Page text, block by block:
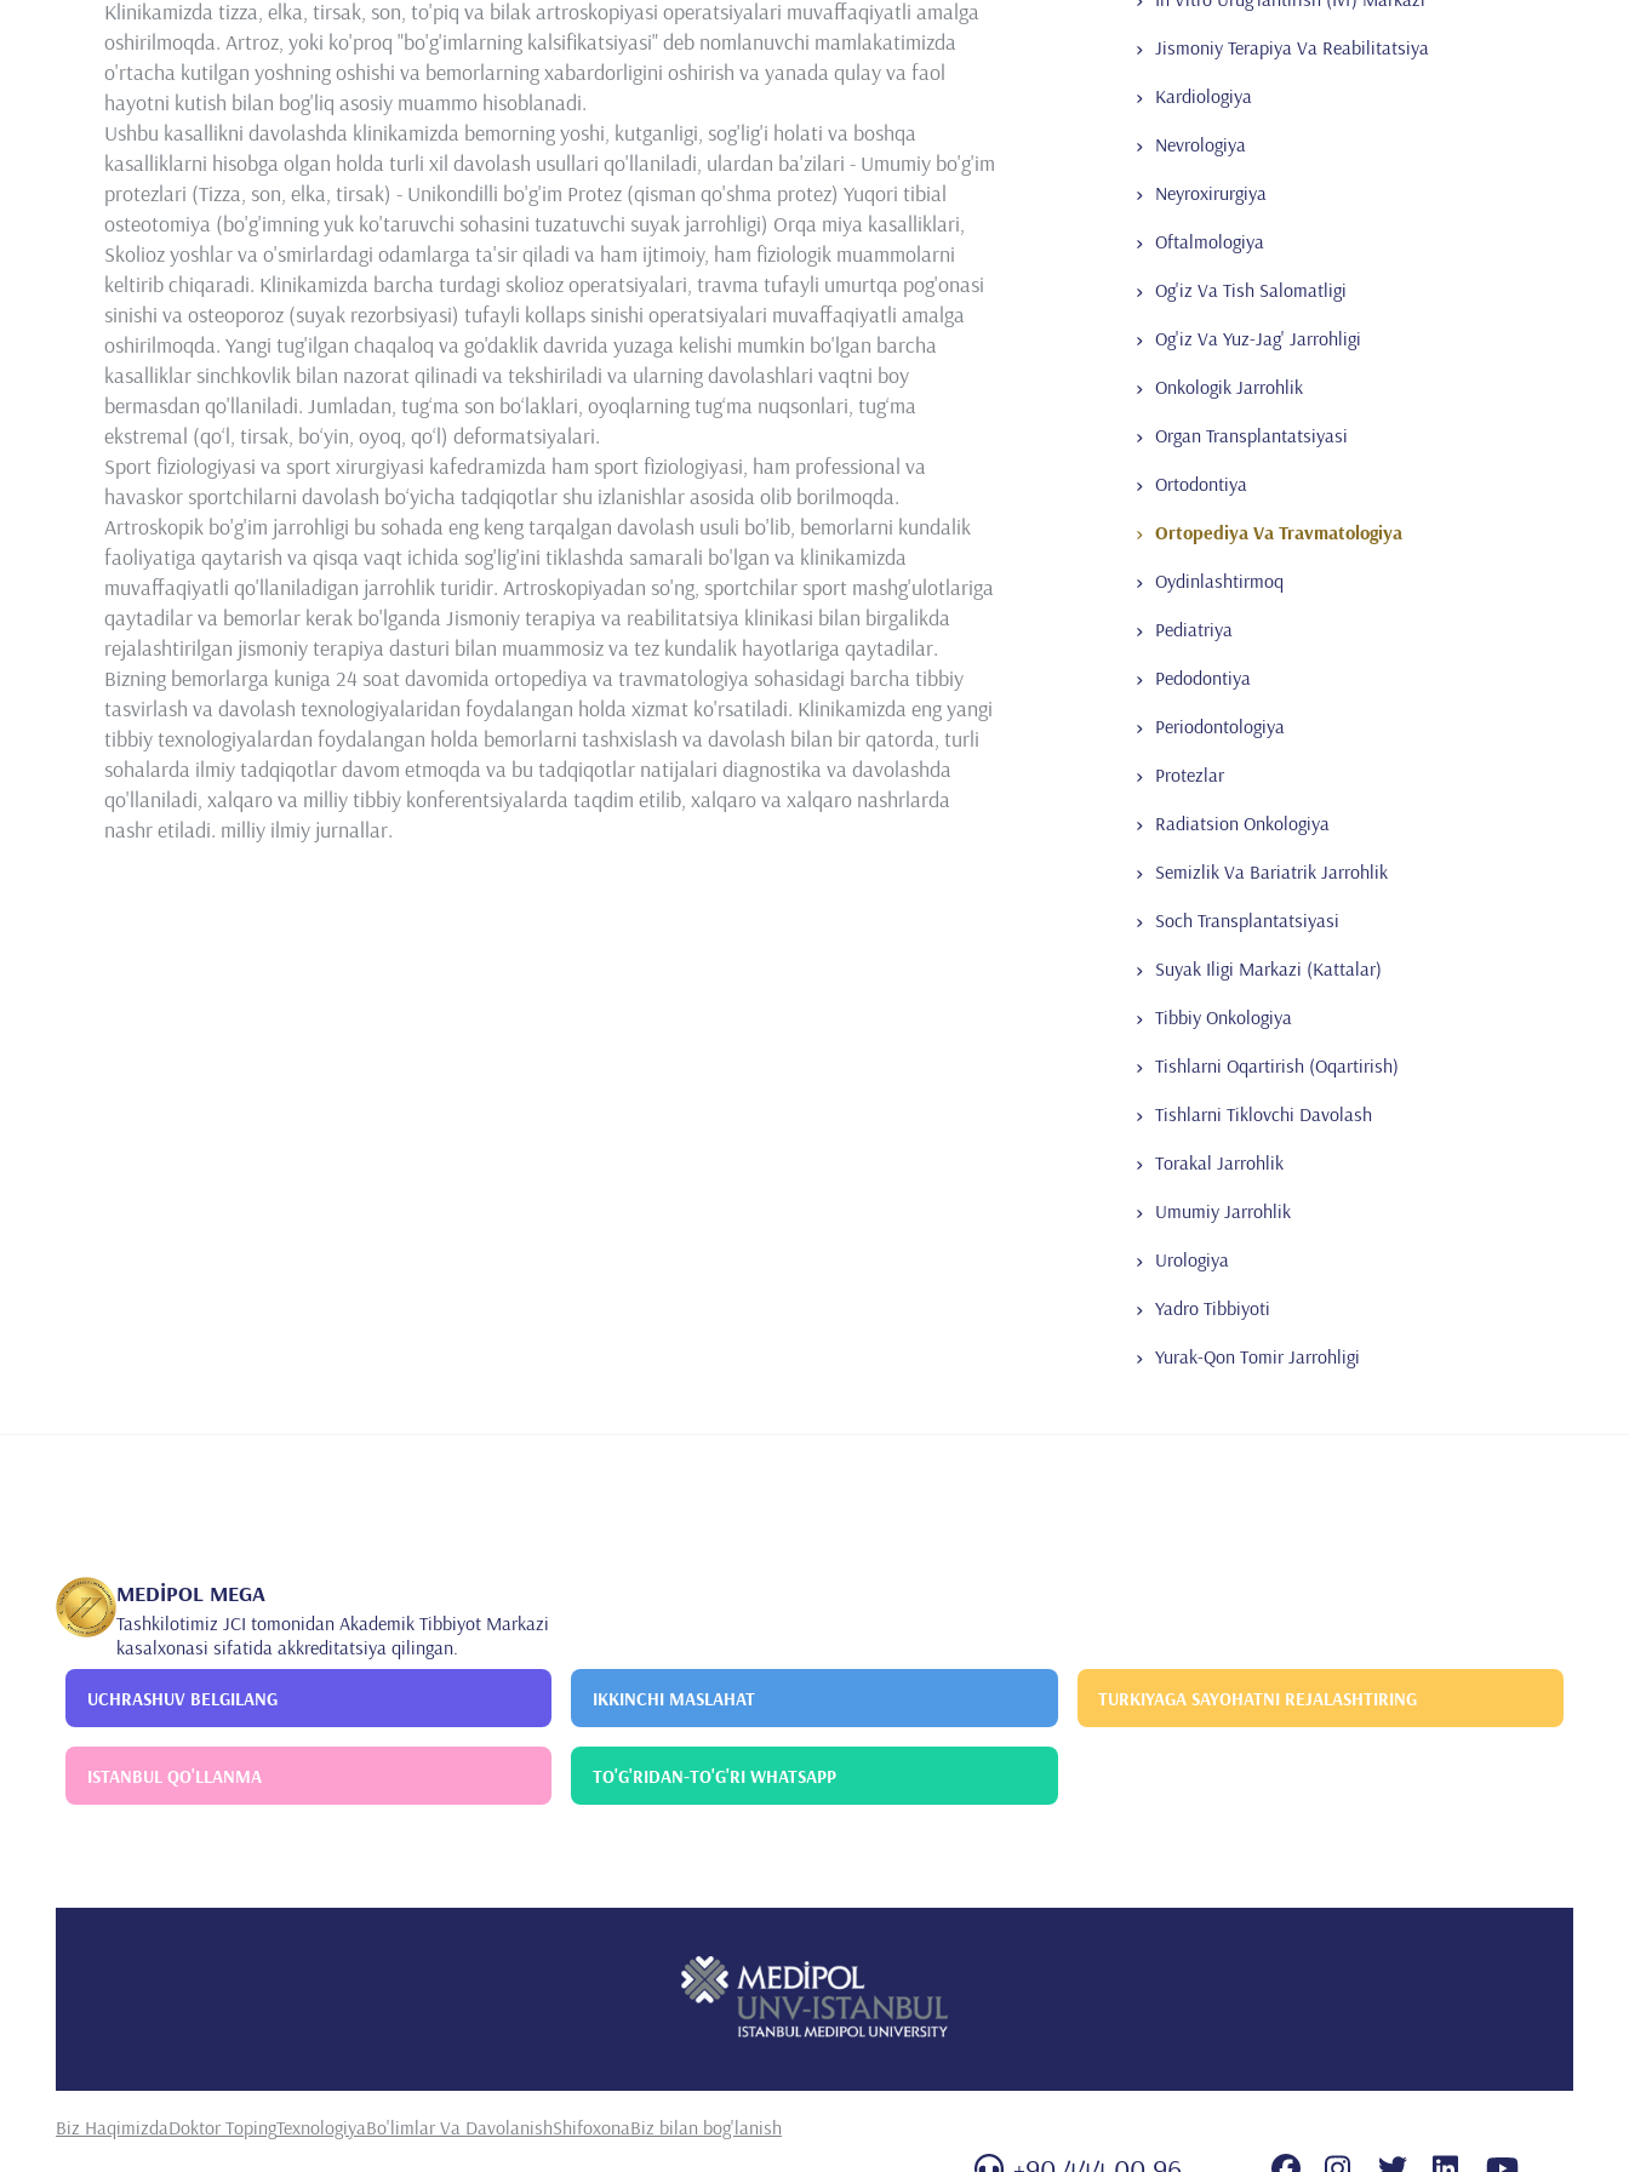
Klinikamizda tizza, elka, tirsak, son, to'piq va bilak artroskopiyasi operatsiyalari muvaffaqiyatli amalga
oshirilmoqda. Artroz, yoki ko'proq "bo'g'imlarning kalsifikatsiyasi" deb nomlanuvchi mamlakatimizda
o'rtacha kutilgan yoshning oshishi va bemorlarning xabardorligini oshirish va yanada qulay va faol
hayotni kutish bilan bog'liq asosiy muammo hisoblanadi.
Ushbu kasallikni davolashda klinikamizda bemorning yoshi, kutganligi, sog'lig'i holati va boshqa
kasalliklarni hisobga olgan holda turli xil davolash usullari qo'llaniladi, ulardan ba'zilari - Umumiy bo'g'im
protezlari (Tizza, son, elka, tirsak) - Unikondilli bo'g'im Protez (qisman qo'shma protez) Yuqori tibial
osteotomiya (bo'g'imning yuk ko'taruvchi sohasini tuzatuvchi suyak jarrohligi) Orqa miya kasalliklari,
Skolioz yoshlar va o'smirlardagi odamlarga ta'sir qiladi va ham ijtimoiy, ham fiziologik muammolarni
keltirib chiqaradi. Klinikamizda barcha turdagi skolioz operatsiyalari, travma tufayli umurtqa pog'onasi
sinishi va osteoporoz (suyak rezorbsiyasi) tufayli kollaps sinishi operatsiyalari muvaffaqiyatli amalga
oshirilmoqda. Yangi tug'ilgan chaqaloq va go'daklik davrida yuzaga kelishi mumkin bo'lgan barcha
kasalliklar sinchkovlik bilan nazorat qilinadi va tekshiriladi va ularning davolashlari vaqtni boy
bermasdan qo'llaniladi. Jumladan, tug‘ma son bo‘laklari, oyoqlarning tug‘ma nuqsonlari, tug‘ma
ekstremal (qo‘l, tirsak, bo‘yin, oyoq, qo‘l) deformatsiyalari.
Sport fiziologiyasi va sport xirurgiyasi kafedramizda ham sport fiziologiyasi, ham professional va
havaskor sportchilarni davolash bo‘yicha tadqiqotlar shu izlanishlar asosida olib borilmoqda.
Artroskopik bo'g'im jarrohligi bu sohada eng keng tarqalgan davolash usuli bo'lib, bemorlarni kundalik
faoliyatiga qaytarish va qisqa vaqt ichida sog'lig'ini tiklashda samarali bo'lgan va klinikamizda
muvaffaqiyatli qo'llaniladigan jarrohlik turidir. Artroskopiyadan so'ng, sportchilar sport mashg'ulotlariga
qaytadilar va bemorlar kerak bo'lganda Jismoniy terapiya va reabilitatsiya klinikasi bilan birgalikda
rejalashtirilgan jismoniy terapiya dasturi bilan muammosiz va tez kundalik hayotlariga qaytadilar.
Bizning bemorlarga kuniga 24 soat davomida ortopediya va travmatologiya sohasidagi barcha tibbiy
tasvirlash va davolash texnologiyalaridan foydalangan holda xizmat ko'rsatiladi. Klinikamizda eng yangi
tibbiy texnologiyalardan foydalangan holda bemorlarni tashxislash va davolash bilan bir qatorda, turli
sohalarda ilmiy tadqiqotlar davom etmoqda va bu tadqiqotlar natijalari diagnostika va davolashda
qo'llaniladi, xalqaro va milliy tibbiy konferentsiyalarda taqdim etilib, xalqaro va xalqaro nashrlarda
nashr etiladi. milliy ilmiy jurnallar.
Jismoniy Terapiya Va Reabilitatsiya
Kardiologiya
Nevrologiya
Neyroxirurgiya
Oftalmologiya
Og'iz Va Tish Salomatligi
Og'iz Va Yuz-Jag' Jarrohligi
Onkologik Jarrohlik
Organ Transplantatsiyasi
Ortodontiya
Ortopediya Va Travmatologiya
Oydinlashtirmoq
Pediatriya
Pedodontiya
Periodontologiya
Protezlar
Radiatsion Onkologiya
Semizlik Va Bariatrik Jarrohlik
Soch Transplantatsiyasi
Suyak Iligi Markazi (Kattalar)
Tibbiy Onkologiya
Tishlarni Oqartirish (Oqartirish)
Tishlarni Tiklovchi Davolash
Torakal Jarrohlik
Umumiy Jarrohlik
Urologiya
Yadro Tibbiyoti
Yurak-Qon Tomir Jarrohligi
MEDİPOL MEGA
Tashkilotimiz JCI tomonidan Akademik Tibbiyot Markazi
kasalxonasi sifatida akkreditatsiya qilingan.
UCHRASHUV BELGILANG IKKINCHI MASLAHAT TURKIYAGA SAYOHATNI REJALASHTIRING
ISTANBUL QO'LLANMA TO'G'RIDAN-TO'G'RI WHATSAPP
Biz HaqimizdaDoktor TopingTexnologiyaBo'limlar Va DavolanishShifoxonaBiz bilan bog'lanish